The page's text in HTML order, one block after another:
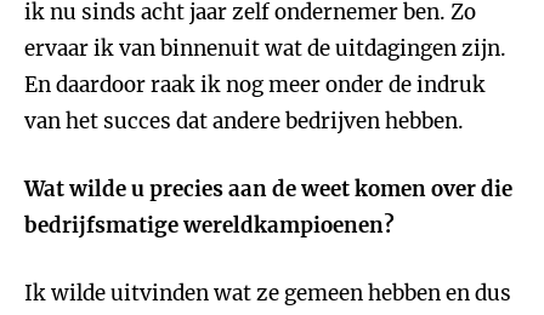
ik nu sinds acht jaar zelf ondernemer ben. Zo
ervaar ik van binnenuit wat de uitdagingen zijn.
En daardoor raak ik nog meer onder de indruk
van het succes dat andere bedrijven hebben.
Wat wilde u precies aan de weet komen over die
bedrijfsmatige wereldkampioenen?
Ik wilde uitvinden wat ze gemeen hebben en dus